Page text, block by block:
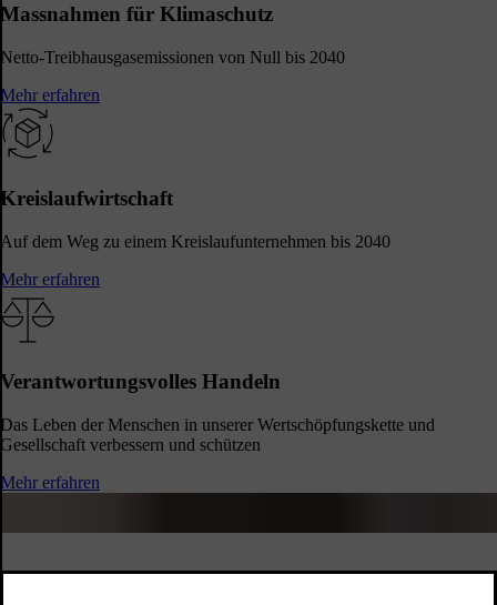
Massnahmen für Klimaschutz
Netto-Treibhausgasemissionen von Null bis 2040
Mehr erfahren
Kreislaufwirtschaft
Auf dem Weg zu einem Kreislaufunternehmen bis 2040
Mehr erfahren
Verantwortungsvolles Handeln
Das Leben der Menschen in unserer Wertschöpfungskette und
Gesellschaft verbessern und schützen
Mehr erfahren